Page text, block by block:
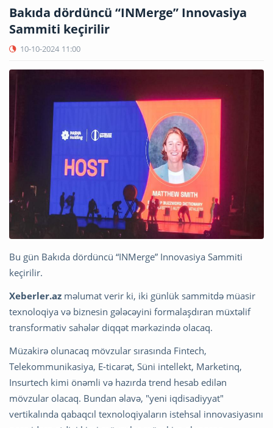
Bakıda dördüncü “INMerge” Innovasiya
Sammiti keçirilir
10-10-2024 11:00
Bu gün Bakıda dördüncü “INMerge” Innovasiya Sammiti
keçirilir.
Xeberler.az məlumat verir ki, iki günlük sammitdə müasir
texnoloqiya və biznesin gələcəyini formalaşdıran müxtəlif
transformativ sahələr diqqət mərkəzində olacaq.
Müzakirə olunacaq mövzular sırasında Fintech,
Telekommunikasiya, E-ticarət, Süni intellekt, Marketinq,
Insurtech kimi önəmli və hazırda trend hesab edilən
mövzular olacaq. Bundan əlavə, "yeni iqdisadiyyat"
vertikalında qabaqcıl texnoloqiyaların istehsal innovasiyasını